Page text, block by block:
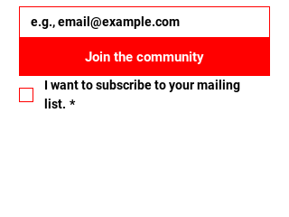
Join the community
I want to subscribe to your mailing
list. *